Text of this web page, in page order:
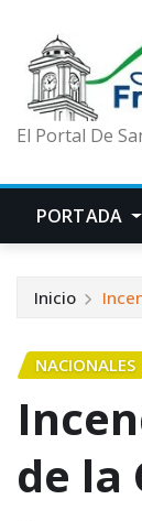
El Portal De
PORTADA
Inicio
NACIONALES
de la